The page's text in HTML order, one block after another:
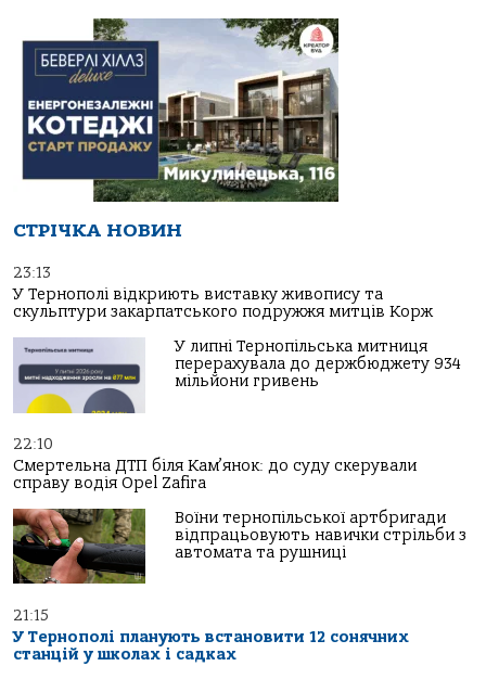
СТРІЧКА НОВИН
23:13
У Тернополі відкриють виставку живопису та
скульптури закарпатського подружжя митців Корж
У липні Тернопільська митниця
перерахувала до держбюджету 934
мільйони гривень
22:10
Смертельна ДТП біля Кам’янок: до суду скерували
справу водія Opel Zafira
Воїни тернопільської артбригади
відпрацьовують навички стрільби з
автомата та рушниці
21:15
У Тернополі планують встановити 12 сонячних
станцій у школах і садках